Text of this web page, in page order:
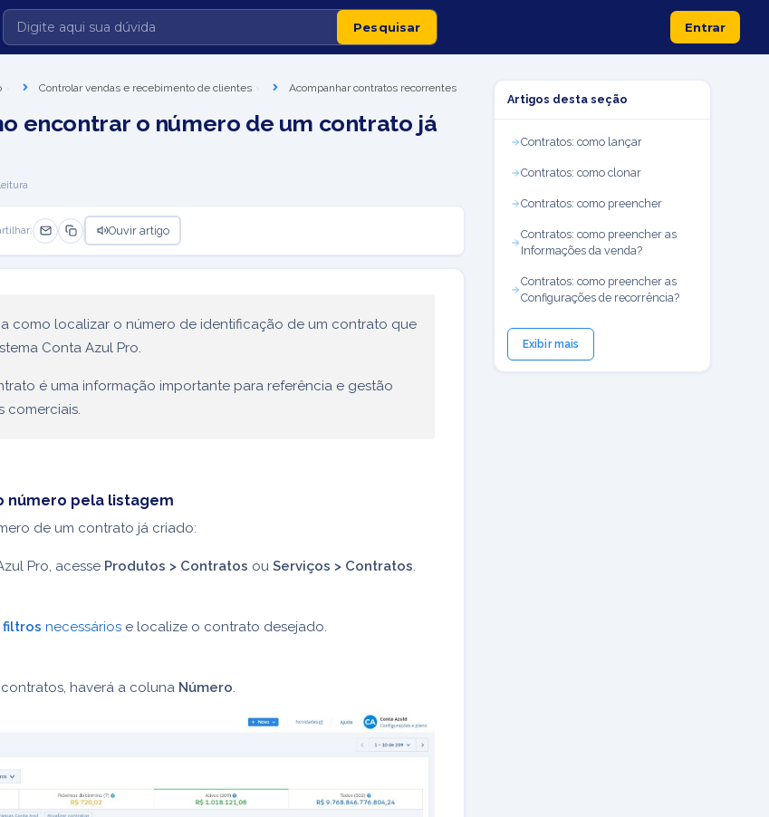
Entrar
Controlar vendas e recebimento de clientes Acompanhar contratos recorrentes
encontrar o número de um contrato já
Ouvir artigo
como localizar o número de identificação de um contrato que
Conta Azul Pro.
é uma informação importante para referência e gestão
comerciais.
número pela listagem
de um contrato já criado:
Pro, acesse Produtos > Contratos ou Serviços > Contratos
filtros necessários e localize o contrato desejado.
haverá a coluna Número
Artigos desta seção
Contratos: como lançar
Contratos: como clonar
Contratos: como preencher
Contratos: como preencher as
Informações da venda?
Contratos: como preencher as
Configurações de recorrência?
Exibir mais